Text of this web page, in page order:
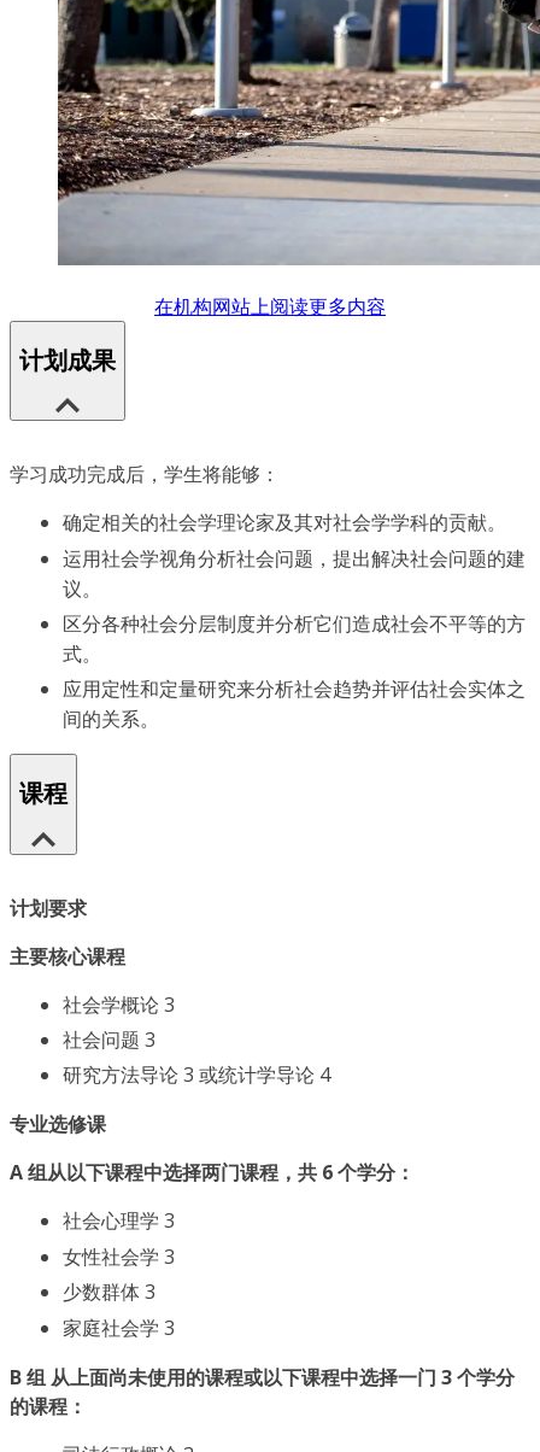
在机构网站上阅读更多内容
计划成果
学习成功完成后，学生将能够：
确定相关的社会学理论家及其对社会学学科的贡献。
运用社会学视角分析社会问题，提出解决社会问题的建
议。
区分各种社会分层制度并分析它们造成社会不平等的方
式。
应用定性和定量研究来分析社会趋势并评估社会实体之
间的关系。
课程
计划要求
主要核心课程
社会学概论 3
社会问题 3
研究方法导论 3 或统计学导论 4
专业选修课
A 组从以下课程中选择两门课程，共 6 个学分：
社会心理学 3
女性社会学 3
少数群体 3
家庭社会学 3
B 组 从上面尚未使用的课程或以下课程中选择一门 3 个学分
的课程：